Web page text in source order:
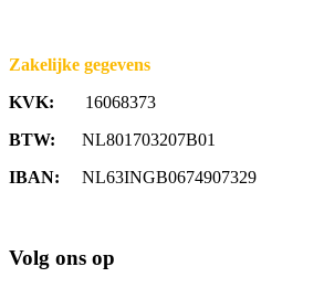
Zakelijke gegevens
KVK: 16068373
BTW: NL801703207B01
IBAN: NL63INGB0674907329
Volg ons op